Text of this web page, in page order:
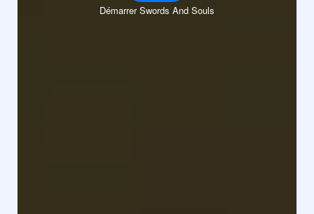
Démarrer Swords And Souls